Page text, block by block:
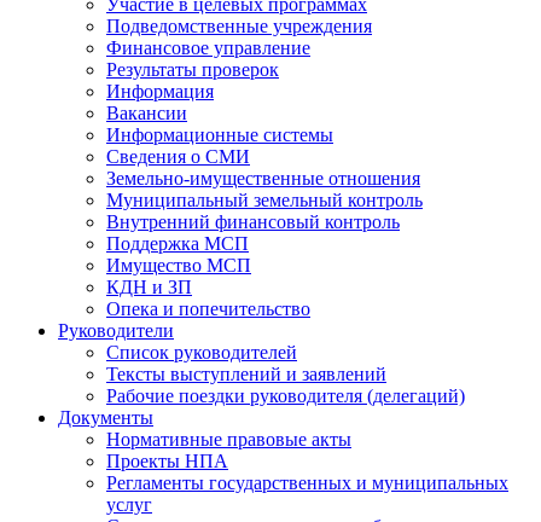
Участие в целевых программах
Подведомственные учреждения
Финансовое управление
Результаты проверок
Информация
Вакансии
Информационные системы
Сведения о СМИ
Земельно-имущественные отношения
Муниципальный земельный контроль
Внутренний финансовый контроль
Поддержка МСП
Имущество МСП
КДН и ЗП
Опека и попечительство
Руководители
Список руководителей
Тексты выступлений и заявлений
Рабочие поездки руководителя (делегаций)
Документы
Нормативные правовые акты
Проекты НПА
Регламенты государственных и муниципальных
услуг